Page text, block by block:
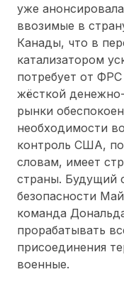
уже
ввозимые в
Канады, что в
катализатором
потребует от
жёсткой
рынки
необходимости
контроль США,
словам, имеет
страны. Будущий
безопасности
команда
прорабатывать
присоединения
военные.